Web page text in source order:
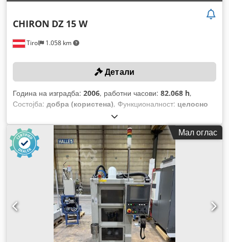
Tirol 1.058 km
CHIRON DZ 15 W
Детали
Година на изградба: 2006, работни часови: 82.068 h,
Состојба: добра (користена), Функционалност: целосно
, број на машина/возило:
Мал оглас